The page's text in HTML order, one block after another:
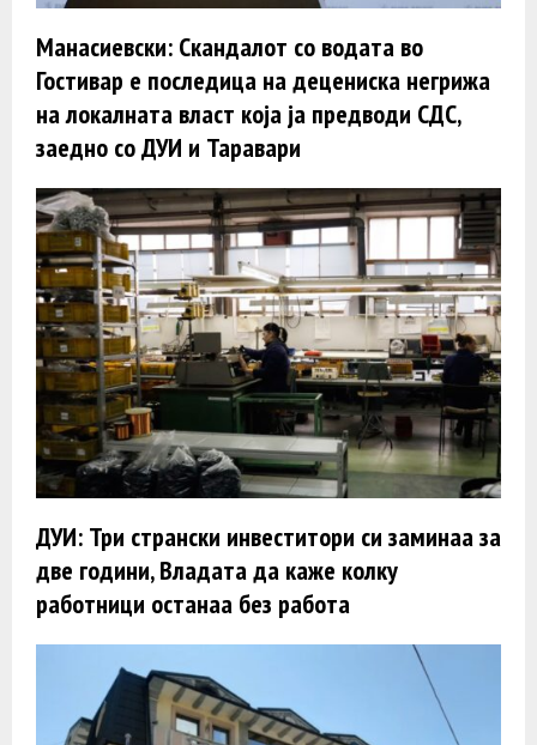
Манасиевски: Скандалот со водата во
Гостивар е последица на децениска негрижа
на локалната власт која ја предводи СДС,
заедно со ДУИ и Таравари
ДУИ: Три странски инвеститори си заминаа за
две години, Владата да каже колку
работници останаа без работа